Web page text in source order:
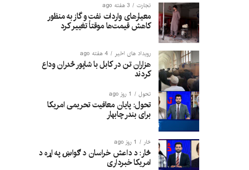
تجارت 3 هفته ago
معیارهای واردات نفت و گاز به منظور
کاهش قیمت‌ها موقتاً تغییر کرد
رویداد های اخیر 4 هفته ago
هزاران تن در کابل با شاپور ځدران وداع
کردند
تحول 1 روز ago
تحول: پایان معافیت تحریمی امریکا
برای بندر چابهار
څار 1 روز ago
څار: د داعش خراسان د ګواښ په اړه د
امریکا خبرداری